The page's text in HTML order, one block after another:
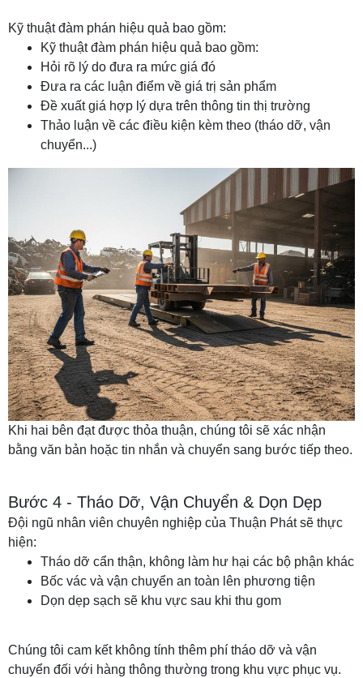
Kỹ thuật đàm phán hiệu quả bao gồm:
Kỹ thuật đàm phán hiệu quả bao gồm:
Hỏi rõ lý do đưa ra mức giá đó
Đưa ra các luận điểm về giá trị sản phẩm
Đề xuất giá hợp lý dựa trên thông tin thị trường
Thảo luận về các điều kiện kèm theo (tháo dỡ, vận
chuyển...)
Khi hai bên đạt được thỏa thuận, chúng tôi sẽ xác nhận
bằng văn bản hoặc tin nhắn và chuyển sang bước tiếp theo.
Bước 4 - Tháo Dỡ, Vận Chuyển & Dọn Dẹp
Đội ngũ nhân viên chuyên nghiệp của Thuận Phát sẽ thực
hiện:
Tháo dỡ cẩn thận, không làm hư hại các bộ phận khác
Bốc vác và vận chuyển an toàn lên phương tiện
Dọn dẹp sạch sẽ khu vực sau khi thu gom
Chúng tôi cam kết không tính thêm phí tháo dỡ và vận
chuyển đối với hàng thông thường trong khu vực phục vụ.